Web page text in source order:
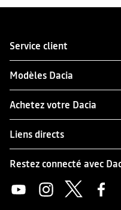
Service client
Modèles Dacia
Achetez votre Dacia
Liens directs
Restez connecté avec